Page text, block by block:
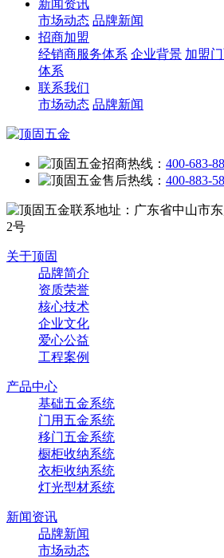
新闻资讯
市场动态 品牌新闻
招商加盟
经销商服务体系 企业背景 加盟
体系
联系我们
市场动态 品牌新闻
招商热线： 400-683-
售后热线： 400-883-
联系地址：广东省中山市
2号
关于顶固
品牌简介
资质荣誉
核心技术
企业文化
爱心公益
工程案例
产品中心
基础五金系统
门用五金系统
移门五金系统
橱柜收纳系统
衣柜收纳系统
灯光型材系统
新闻资讯
品牌新闻
市场动态